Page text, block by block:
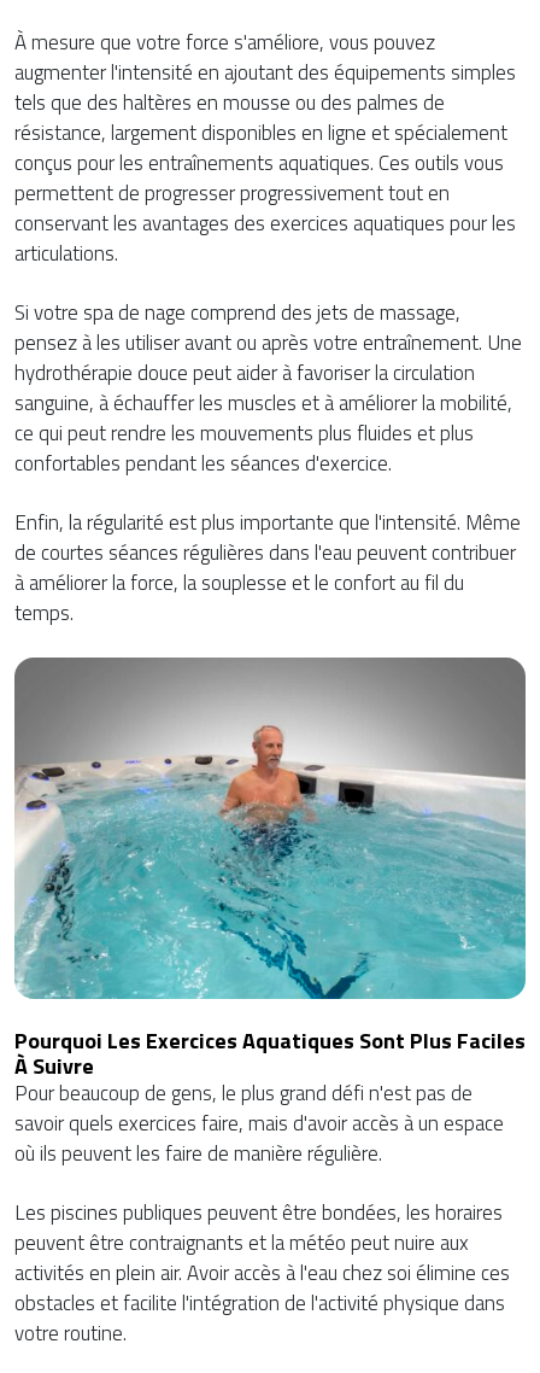
À mesure que votre force s'améliore, vous pouvez
augmenter l'intensité en ajoutant des équipements simples
tels que des haltères en mousse ou des palmes de
résistance, largement disponibles en ligne et spécialement
conçus pour les entraînements aquatiques. Ces outils vous
permettent de progresser progressivement tout en
conservant les avantages des exercices aquatiques pour les
articulations.
Si votre spa de nage comprend des jets de massage,
pensez à les utiliser avant ou après votre entraînement. Une
hydrothérapie douce peut aider à favoriser la circulation
sanguine, à échauffer les muscles et à améliorer la mobilité,
ce qui peut rendre les mouvements plus fluides et plus
confortables pendant les séances d'exercice.
Enfin, la régularité est plus importante que l'intensité. Même
de courtes séances régulières dans l'eau peuvent contribuer
à améliorer la force, la souplesse et le confort au fil du
temps.
Pourquoi Les Exercices Aquatiques Sont Plus Faciles
À Suivre
Pour beaucoup de gens, le plus grand défi n'est pas de
savoir quels exercices faire, mais d'avoir accès à un espace
où ils peuvent les faire de manière régulière.
Les piscines publiques peuvent être bondées, les horaires
peuvent être contraignants et la météo peut nuire aux
activités en plein air. Avoir accès à l'eau chez soi élimine ces
obstacles et facilite l'intégration de l'activité physique dans
votre routine.